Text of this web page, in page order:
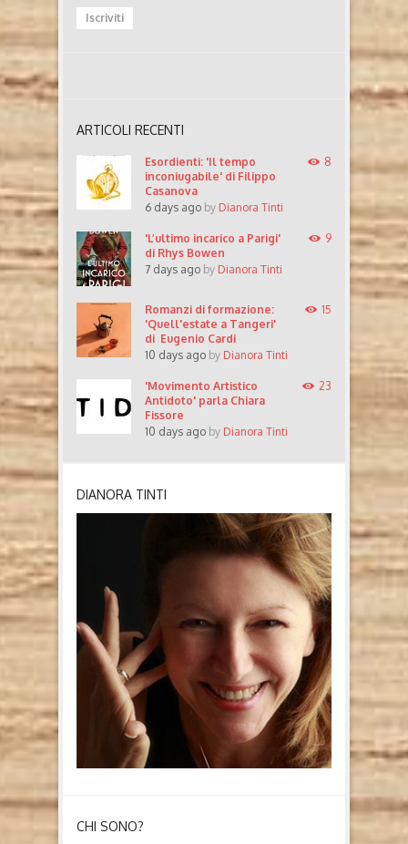
ARTICOLI RECENTI
Esordienti: 'Il tempo
inconiugabile' di Filippo
Casanova
6 days ago by Dianora Tinti
8
'L’ultimo incarico a Parigi'
di Rhys Bowen
7 days ago by Dianora Tinti
9
Romanzi di formazione:
'Quell'estate a Tangeri'
di Eugenio Cardi
10 days ago by Dianora Tinti
15
'Movimento Artistico
Antidoto' parla Chiara
Fissore
10 days ago by Dianora Tinti
23
DIANORA TINTI
CHI SONO?